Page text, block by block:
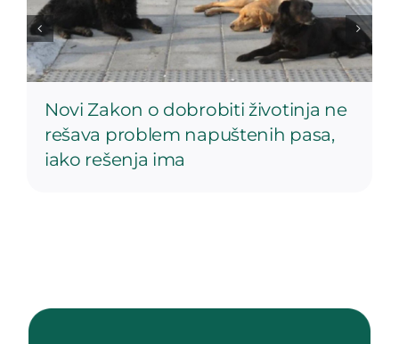
Novi Zakon o dobrobiti životinja ne
rešava problem napuštenih pasa,
iako rešenja ima